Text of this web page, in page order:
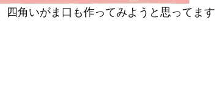
四角いがま口も作ってみようと思ってます